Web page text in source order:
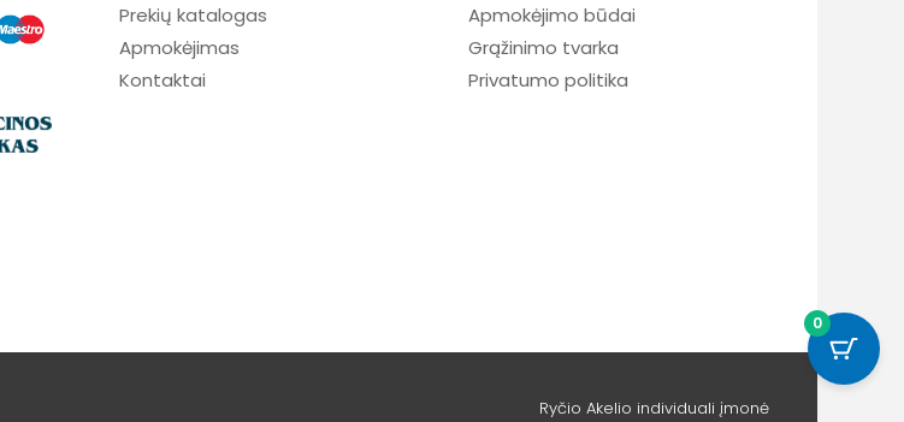
Prekių katalogas
Apmokėjimas
Kontaktai
Apmokėjimo būdai
Grąžinimo tvarka
Privatumo politika
Ryčio Akelio individuali įmonė
0